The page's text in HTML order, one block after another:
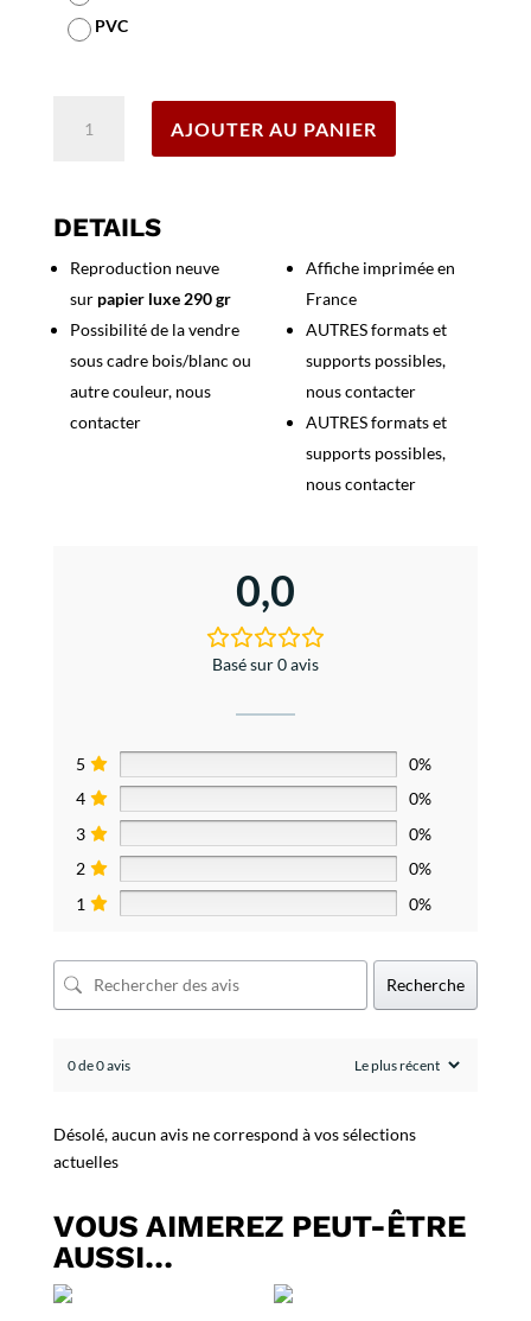
PVC
Martell
AJOUTER AU PANIER
DETAILS
Reproduction neuve
sur papier luxe 290 gr
Possibilité de la vendre
sous cadre bois/blanc ou
autre couleur, nous
contacter
Affiche imprimée en
France
AUTRES formats et
supports possibles,
nous contacter
AUTRES formats et
supports possibles,
nous contacter
0,0
Basé sur 0 avis
5
0%
4
0%
3
0%
2
0%
1
0%
Recherche
0 de 0 avis
Désolé, aucun avis ne correspond à vos sélections
actuelles
VOUS AIMEREZ PEUT-ÊTRE
AUSSI…